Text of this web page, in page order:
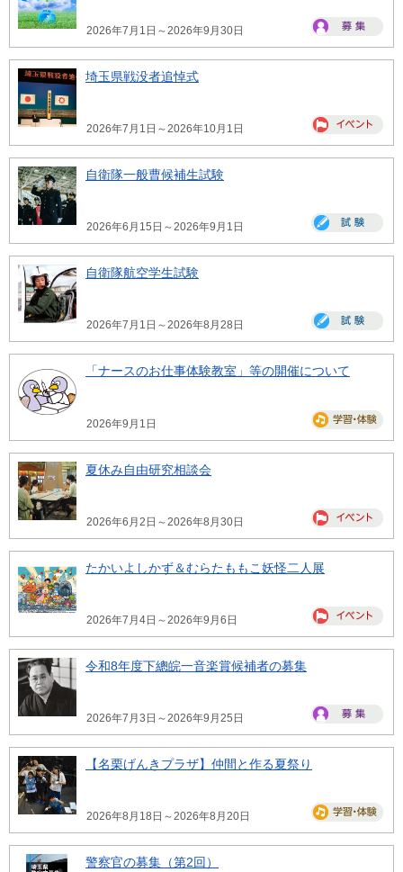
2026年7月1日～2026年9月30日
埼玉県戦没者追悼式
2026年7月1日～2026年10月1日
自衛隊一般曹候補生試験
2026年6月15日～2026年9月1日
自衛隊航空学生試験
2026年7月1日～2026年8月28日
「ナースのお仕事体験教室」等の開催について
2026年9月1日
夏休み自由研究相談会
2026年6月2日～2026年8月30日
たかいよしかず＆むらたももこ妖怪二人展
2026年7月4日～2026年9月6日
令和8年度下總皖一音楽賞候補者の募集
2026年7月3日～2026年9月25日
【名栗げんきプラザ】仲間と作る夏祭り
2026年8月18日～2026年8月20日
警察官の募集（第2回）